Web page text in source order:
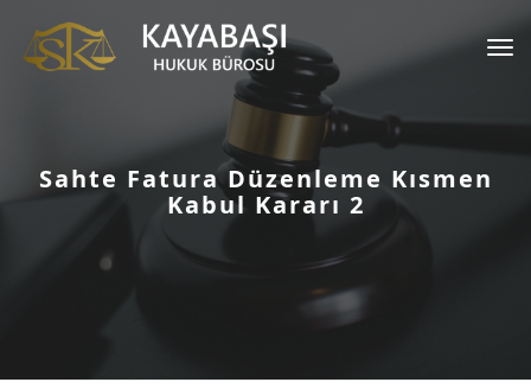
Sahte Fatura Düzenleme Kısmen
Kabul Kararı 2